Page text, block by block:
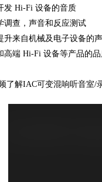
发 Hi-Fi 设备的音质
调查，声音和反应测试
升来自机械及电子设备的
高端 Hi-Fi 设备等产品的品
了解IAC可变混响听音室/